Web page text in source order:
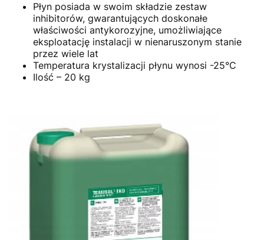
Płyn posiada w swoim składzie zestaw
inhibitorów, gwarantujących doskonałe
właściwości antykorozyjne, umożliwiające
eksploatację instalacji w nienaruszonym stanie
przez wiele lat
Temperatura krystalizacji płynu wynosi -25°C
Ilość – 20 kg